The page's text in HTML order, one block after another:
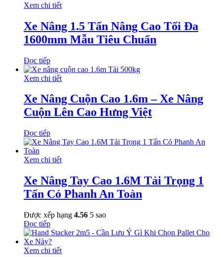
Xem chi tiết
Xe Nâng 1.5 Tấn Nâng Cao Tối Đa
1600mm Mẫu Tiêu Chuẩn
Đọc tiếp
Xem chi tiết
Xe Nâng Cuộn Cao 1.6m – Xe Nâng
Cuộn Lên Cao Hưng Việt
Đọc tiếp
Xem chi tiết
Xe Nâng Tay Cao 1.6M Tải Trọng 1
Tấn Có Phanh An Toàn
Được xếp hạng 4.56 5 sao
Đọc tiếp
Xem chi tiết